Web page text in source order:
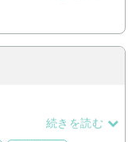
続きを読む